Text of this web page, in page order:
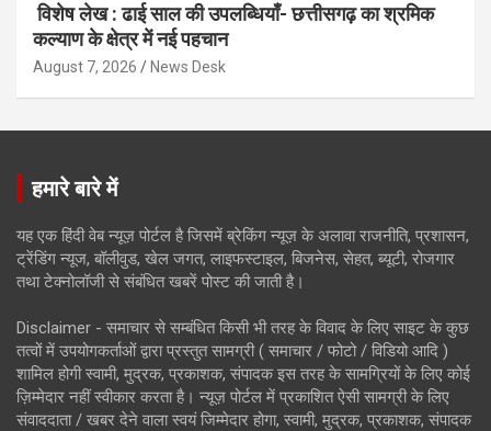
विशेष लेख : ढाई साल की उपलब्धियाँ- छत्तीसगढ़ का श्रमिक
कल्याण के क्षेत्र में नई पहचान
August 7, 2026 News Desk
हमारे बारे में
यह एक हिंदी वेब न्यूज़ पोर्टल है जिसमें ब्रेकिंग न्यूज़ के अलावा राजनीति, प्रशासन,
ट्रेंडिंग न्यूज, बॉलीवुड, खेल जगत, लाइफस्टाइल, बिजनेस, सेहत, ब्यूटी, रोजगार
तथा टेक्नोलॉजी से संबंधित खबरें पोस्ट की जाती है।
Disclaimer - समाचार से सम्बंधित किसी भी तरह के विवाद के लिए साइट के कुछ
तत्वों में उपयोगकर्ताओं द्वारा प्रस्तुत सामग्री ( समाचार / फोटो / विडियो आदि )
शामिल होगी स्वामी, मुद्रक, प्रकाशक, संपादक इस तरह के सामग्रियों के लिए कोई
ज़िम्मेदार नहीं स्वीकार करता है। न्यूज़ पोर्टल में प्रकाशित ऐसी सामग्री के लिए
संवाददाता / खबर देने वाला स्वयं जिम्मेदार होगा, स्वामी, मुद्रक, प्रकाशक, संपादक